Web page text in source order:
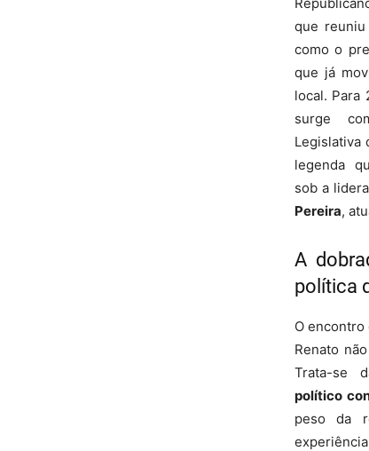
que
como o
que já
local. Para
surge
Legislativa
legenda
sob a
Pereira,
A
política
O
Renato
Trata-se
político
peso da